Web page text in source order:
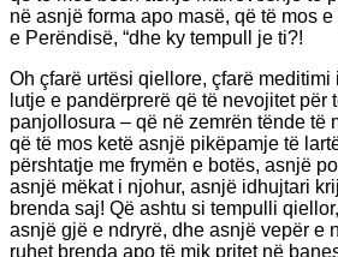
në asnjë forma apo masë, që të mos
e Perëndisë, “dhe ky tempull je ti?!
Oh çfarë urtësi qiellore, çfarë meditimi
lutje e pandërprerë që të nevojitet për
panjollosura – që në zemrën tënde të
që të mos ketë asnjë pikëpamje të
përshtatje me frymën e botës, asnjë
asnjë mëkat i njohur, asnjë idhujtari
brenda saj! Që ashtu si tempulli
asnjë gjë e ndryrë, dhe asnjë vepër e
ruhet brenda apo të mik pritet në